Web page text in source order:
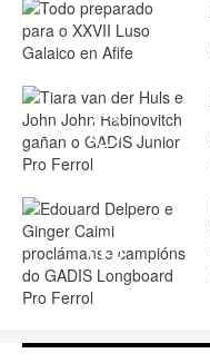
Play
Play